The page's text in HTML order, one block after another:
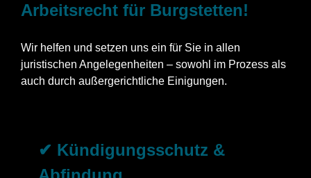
Arbeitsrecht für Burgstetten!
Wir helfen und setzen uns ein für Sie in allen
juristischen Angelegenheiten – sowohl im Prozess als
auch durch außergerichtliche Einigungen.
✔ Kündigungsschutz &